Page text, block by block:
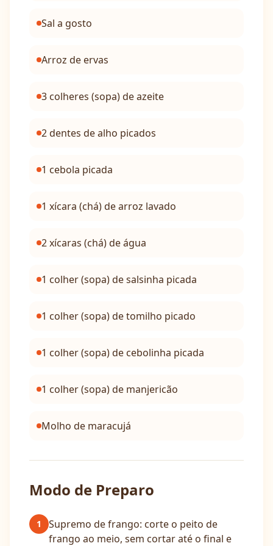
Sal a gosto
Arroz de ervas
3 colheres (sopa) de azeite
2 dentes de alho picados
1 cebola picada
1 xícara (chá) de arroz lavado
2 xícaras (chá) de água
1 colher (sopa) de salsinha picada
1 colher (sopa) de tomilho picado
1 colher (sopa) de cebolinha picada
1 colher (sopa) de manjericão
Molho de maracujá
Modo de Preparo
1
Supremo de frango: corte o peito de
frango ao meio, sem cortar até o final e